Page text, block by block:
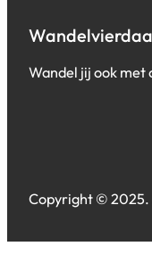
Wandel jij ook met
Copyright © 2025.